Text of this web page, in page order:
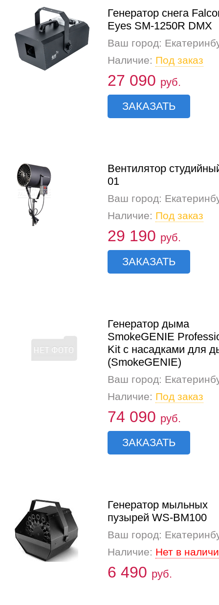
Генератор снега
Eyes SM-1250R DMX
Ваш город:
Наличие: Под заказ
27 090 руб.
ЗАКАЗАТЬ
Вентилятор
01
Ваш город:
Наличие: Под заказ
29 190 руб.
ЗАКАЗАТЬ
Генератор дыма
SmokeGENIE
Kit c насадками для
(SmokeGENIE)
Ваш город:
Наличие: Под заказ
74 090 руб.
ЗАКАЗАТЬ
Генератор мыльных
пузырей WS-BM100
Ваш город:
Наличие: Нет в
6 490 руб.